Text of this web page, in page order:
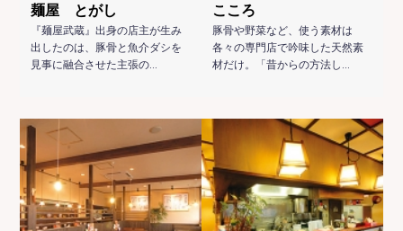
麺屋 とがし
『麺屋武蔵』出身の店主が生み
出したのは、豚骨と魚介ダシを
見事に融合させた主張の…
こころ
豚骨や野菜など、使う素材は
各々の専門店で吟味した天然素
材だけ。「昔からの方法し…